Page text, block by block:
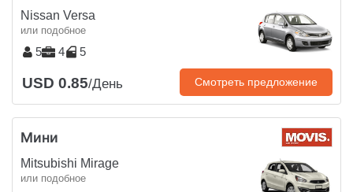
Nissan Versa
или подобное
5 4 5
USD 0.85/День Смотреть предложение
Мини
Mitsubishi Mirage
или подобное